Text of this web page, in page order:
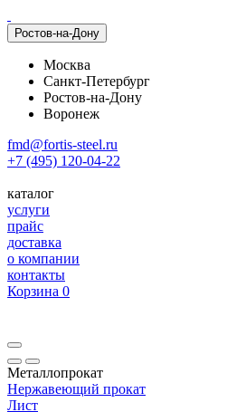
Ростов-на-Дону
Москва
Санкт-Петербург
Ростов-на-Дону
Воронеж
fmd@fortis-steel.ru
+7 (495) 120-04-22
каталог
услуги
прайс
доставка
о компании
контакты
Корзина 0
Металлопрокат
Нержавеющий прокат
Лист